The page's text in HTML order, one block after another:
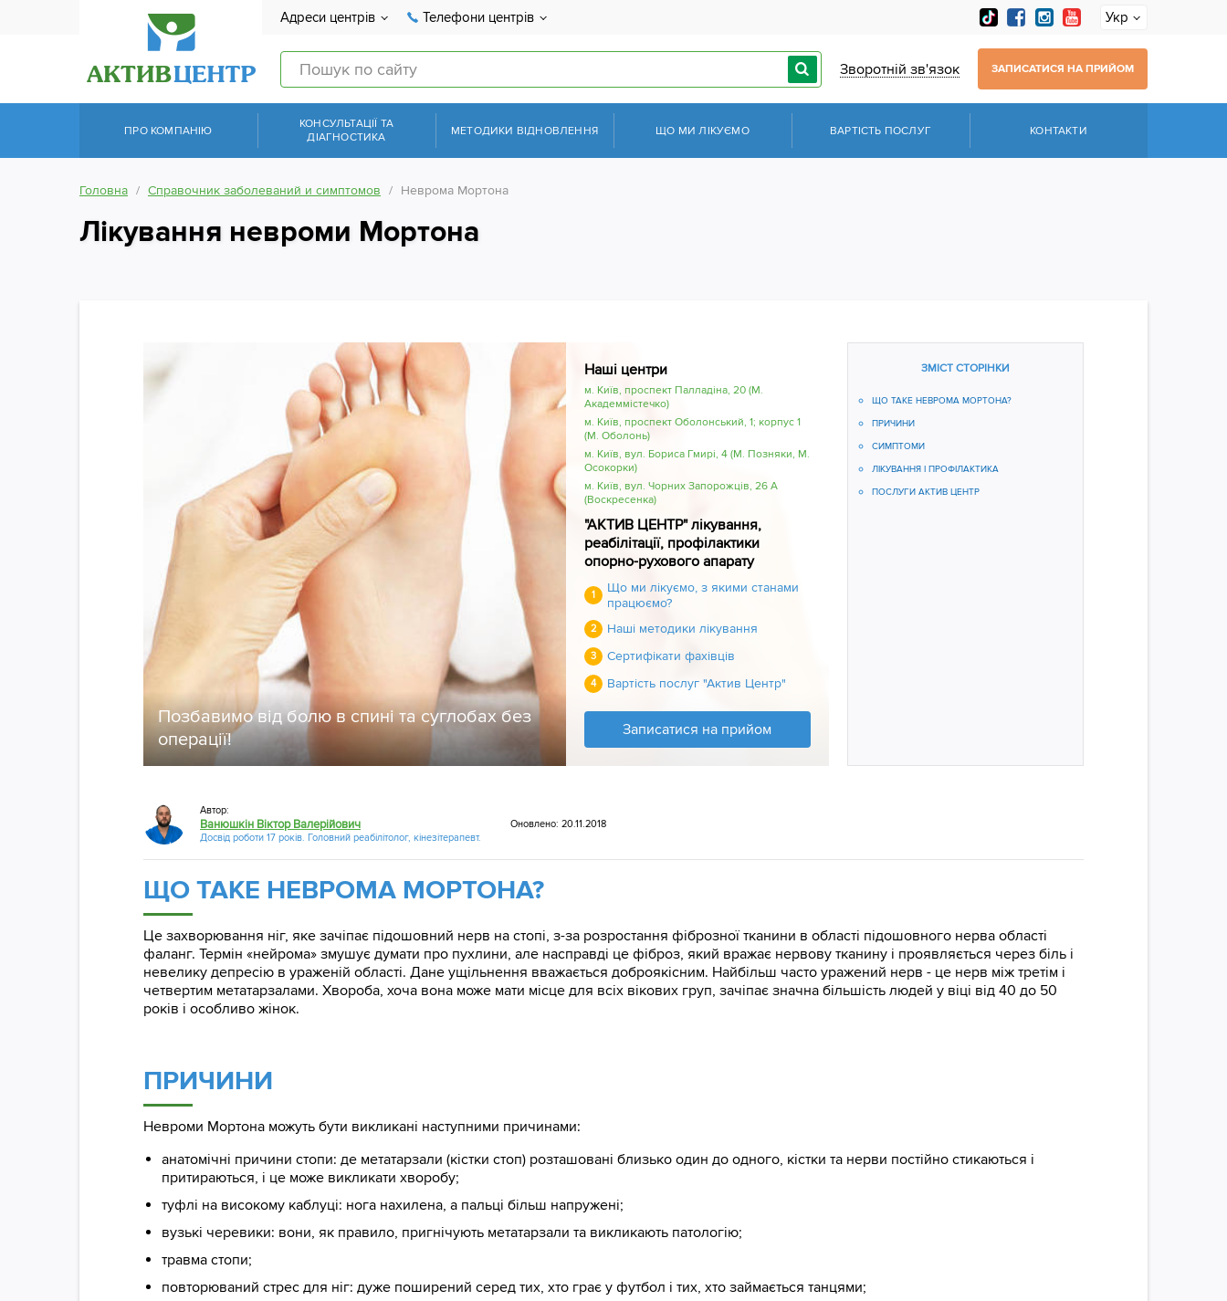
Адреси центрів Телефони центрів Укр
Зворотній зв'язок ЗАПИСАТИСЯ НА ПРИЙОМ
ПРО КОМПАНІЮ
КОНСУЛЬТАЦІЇ ТА
ДІАГНОСТИКА
МЕТОДИКИ ВІДНОВЛЕННЯ ЩО МИ ЛІКУЄМО ВАРТІСТЬ ПОСЛУГ КОНТАКТИ
Головна Справочник заболеваний и симптомов Неврома Мортона
Лікування невроми Мортона
Позбавимо від болю в спині та суглобах без
операції!
Наші центри
м. Київ, проспект Палладіна, 20 (М.
Академмістечко)
м. Київ, проспект Оболонський, 1; корпус 1
(М. Оболонь)
м. Київ, вул. Бориса Гмирі, 4 (М. Позняки, М.
Осокорки)
м. Київ, вул. Чорних Запорожців, 26 А
(Воскресенка)
"АКТИВ ЦЕНТР" лікування,
реабілітації, профілактики
опорно-рухового апарату
1
Що ми лікуємо, з якими станами
працюємо?
2 Наші методики лікування
3 Сертифікати фахівців
4 Вартість послуг "Актив Центр"
Записатися на прийом
ЗМІСТ СТОРІНКИ
ЩО ТАКЕ НЕВРОМА МОРТОНА?
ПРИЧИНИ
СИМПТОМИ
ЛІКУВАННЯ І ПРОФІЛАКТИКА
ПОСЛУГИ АКТИВ ЦЕНТР
Автор:
Ванюшкін Віктор Валерійович
Досвід роботи 17 років. Головний реабілітолог, кінезітерапевт.
Оновлено: 20.11.2018
ЩО ТАКЕ НЕВРОМА МОРТОНА?
Це захворювання ніг, яке зачіпає підошовний нерв на стопі, з-за розростання фіброзної тканини в області підошовного нерва області
фаланг. Термін «нейрома» змушує думати про пухлини, але насправді це фіброз, який вражає нервову тканину і проявляється через біль і
невелику депресію в ураженій області. Дане ущільнення вважається доброякісним. Найбільш часто уражений нерв - це нерв між третім і
четвертим метатарзалами. Хвороба, хоча вона може мати місце для всіх вікових груп, зачіпає значна більшість людей у віці від 40 до 50
років і особливо жінок.
ПРИЧИНИ
Невроми Мортона можуть бути викликані наступними причинами:
анатомічні причини стопи: де метатарзали (кістки стоп) розташовані близько один до одного, кістки та нерви постійно стикаються і
притираються, і це може викликати хворобу;
туфлі на високому каблуці: нога нахилена, а пальці більш напружені;
вузькі черевики: вони, як правило, пригнічують метатарзали та викликають патологію;
травма стопи;
повторюваний стрес для ніг: дуже поширений серед тих, хто грає у футбол і тих, хто займається танцями;